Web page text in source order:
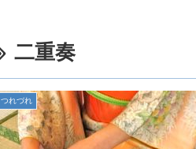
二重奏
つれづれ